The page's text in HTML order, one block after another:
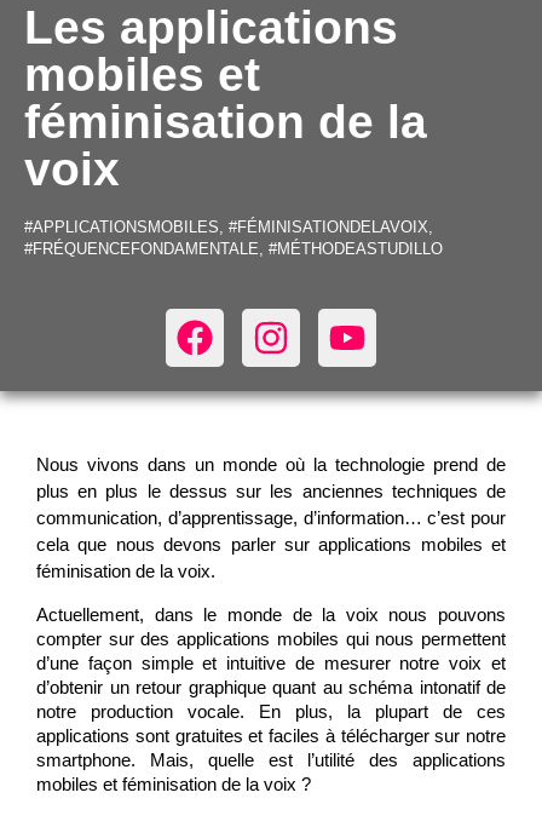
Les applications
mobiles et
féminisation de la
voix
#APPLICATIONSMOBILES, #FÉMINISATIONDELAVOIX,
#FRÉQUENCEFONDAMENTALE, #MÉTHODEASTUDILLO
Nous vivons dans un monde où la technologie prend de
plus en plus le dessus sur les anciennes techniques de
communication, d’apprentissage, d’information… c’est pour
cela que nous devons parler sur applications mobiles et
féminisation de la voix.
Actuellement, dans le monde de la voix nous pouvons
compter sur des applications mobiles qui nous permettent
d’une façon simple et intuitive de mesurer notre voix et
d’obtenir un retour graphique quant au schéma intonatif de
notre production vocale. En plus, la plupart de ces
applications sont gratuites et faciles à télécharger sur notre
smartphone. Mais, quelle est l’utilité des applications
mobiles et féminisation de la voix ?